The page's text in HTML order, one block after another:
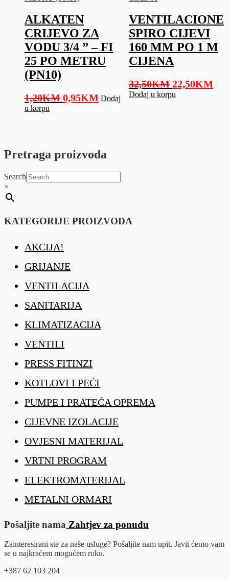
ALKATEN
CRIJEVO ZA
VODU 3/4 ” – FI
25 PO METRU
(PN10)
1,20KM Original
0,95KMCurrent
Dodaj
u korpu
VENTILACIONE
SPIRO CIJEVI
160 MM PO 1 M
CIJENA
32,50KM Original
price
22,50KM
Dodaj u korpu
Pretraga proizvoda
Search
×
KATEGORIJE PROIZVODA
AKCIJA!
GRIJANJE
VENTILACIJA
SANITARIJA
KLIMATIZACIJA
VENTILI
PRESS FITINZI
KOTLOVI I PEĆI
PUMPE I PRATEĆA OPREMA
CIJEVNE IZOLACIJE
OVJESNI MATERIJAL
VRTNI PROGRAM
ELEKTROMATERIJAL
METALNI ORMARI
Pošaljite nama Zahtjev za ponudu
Zainteresirani ste za naše usluge? Pošaljite nam upit. Javit ćemo vam
se u najkraćem mogućem roku.
+387 62 103 204